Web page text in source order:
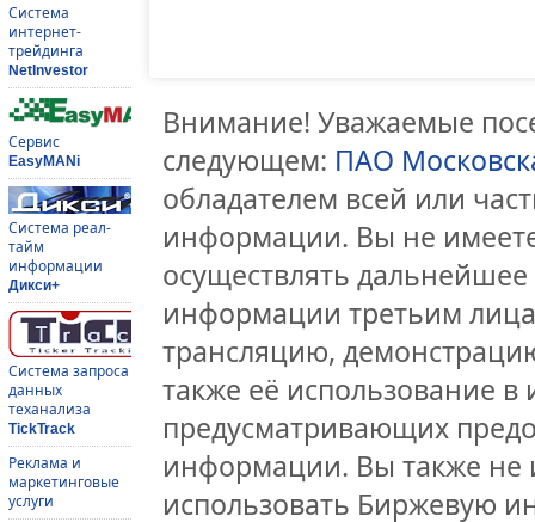
Система
интернет-
трейдинга
NetInvestor
Сервис
EasyMANi
Система реал-
тайм
информации
Дикси+
Система запроса
данных
теханализа
TickTrack
Реклама и
маркетинговые
услуги
Внимание! Уважаемые
следующем: ПАО
обладателем всей или
информации. Вы не
осуществлять
информации третьим
трансляцию,
также её использование
предусматривающих
информации. Вы также не
использовать Биржевую